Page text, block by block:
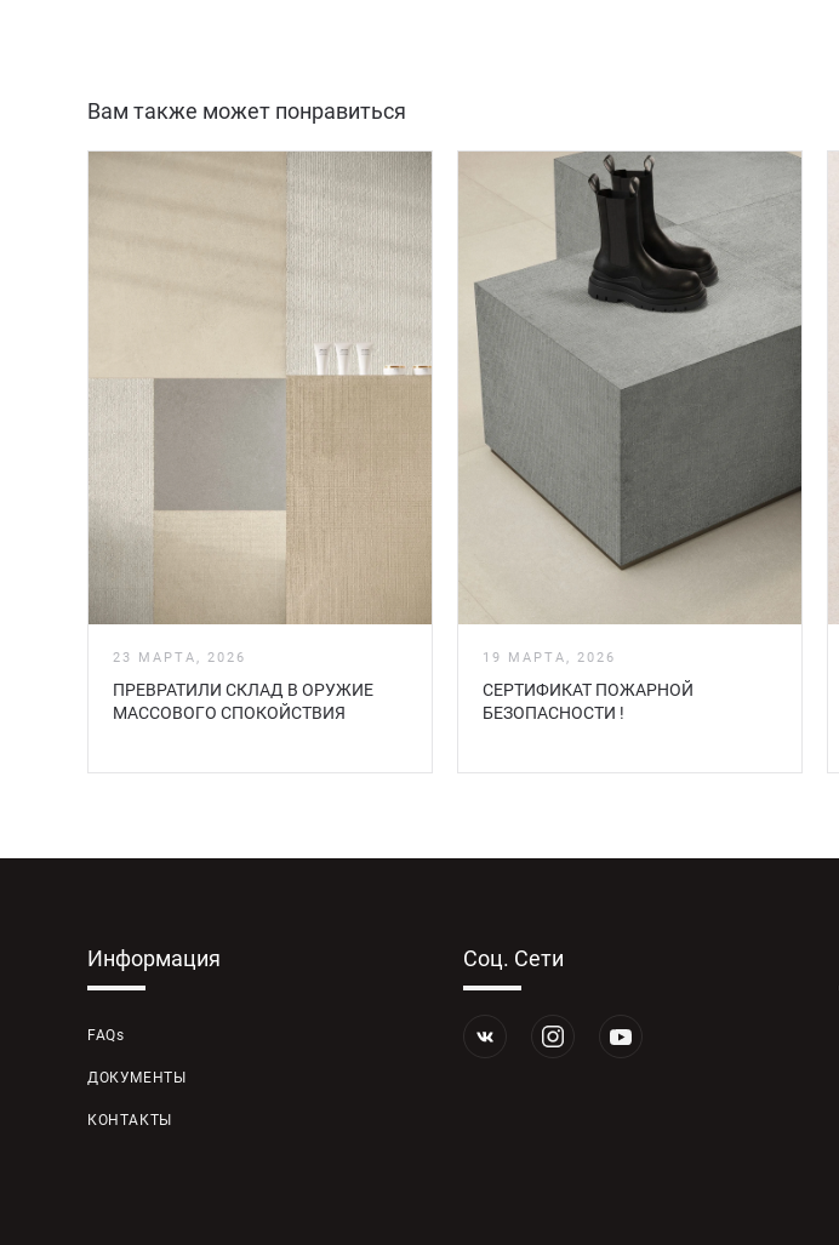
Вам также может понравиться
23 МАРТА, 2026
ПРЕВРАТИЛИ СКЛАД В ОРУЖИЕ
МАССОВОГО СПОКОЙСТВИЯ
19 МАРТА, 2026
СЕРТИФИКАТ ПОЖАРНОЙ
БЕЗOПАСНОСТИ !
Информация
FAQs
ДОКУМЕНТЫ
КОНТАКТЫ
Соц. Сети